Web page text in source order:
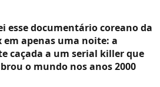
esse documentário coreano da
em apenas uma noite: a
caçada a um serial killer que
o mundo nos anos 2000